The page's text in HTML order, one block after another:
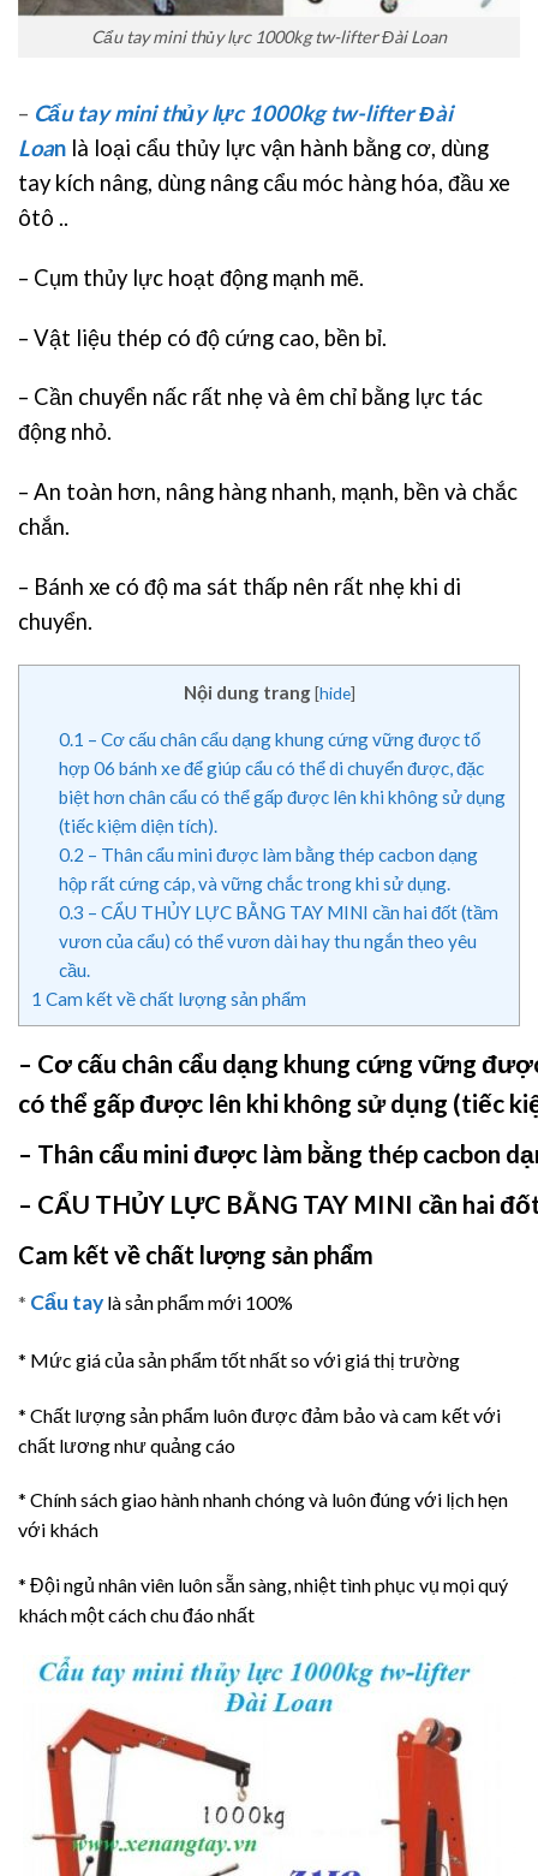
Cẩu tay mini thủy lực 1000kg tw-lifter Đài Loan
– Cẩu tay mini thủy lực 1000kg tw-lifter Đài
Loan là loại cẩu thủy lực vận hành bằng cơ, dùng
tay kích nâng, dùng nâng cẩu móc hàng hóa, đầu xe
ôtô ..
– Cụm thủy lực hoạt động mạnh mẽ.
– Vật liệu thép có độ cứng cao, bền bỉ.
– Cần chuyển nấc rất nhẹ và êm chỉ bằng lực tác
động nhỏ.
– An toàn hơn, nâng hàng nhanh, mạnh, bền và chắc
chắn.
– Bánh xe có độ ma sát thấp nên rất nhẹ khi di
chuyển.
Nội dung trang [hide]
0.1 – Cơ cấu chân cẩu dạng khung cứng vững được tổ
hợp 06 bánh xe để giúp cẩu có thể di chuyển được, đặc
biệt hơn chân cẩu có thể gấp được lên khi không sử dụng
(tiếc kiệm diện tích).
0.2 – Thân cẩu mini được làm bằng thép cacbon dạng
hộp rất cứng cáp, và vững chắc trong khi sử dụng.
0.3 – CẨU THỦY LỰC BẰNG TAY MINI cần hai đốt (tầm
vươn của cẩu) có thể vươn dài hay thu ngắn theo yêu
cầu.
1 Cam kết về chất lượng sản phẩm
– Cơ cấu chân cẩu dạng khung cứng vững
có thể gấp được lên khi không sử dụng (tiếc
– Thân cẩu mini được làm bằng thép cacbon
– CẨU THỦY LỰC BẰNG TAY MINI cần hai
Cam kết về chất lượng sản phẩm
* Cẩu tay là sản phẩm mới 100%
* Mức giá của sản phẩm tốt nhất so với giá thị trường
* Chất lượng sản phẩm luôn được đảm bảo và cam kết với
chất lương như quảng cáo
* Chính sách giao hành nhanh chóng và luôn đúng với lịch hẹn
với khách
* Đội ngủ nhân viên luôn sẵn sàng, nhiệt tình phục vụ mọi quý
khách một cách chu đáo nhất